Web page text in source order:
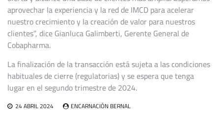
aprovechar la experiencia y la red de IMCD para acelerar
nuestro crecimiento y la creación de valor para nuestros
clientes”, dice Gianluca Galimberti, Gerente General de
Cobapharma.
La finalización de la transacción está sujeta a las condiciones
habituales de cierre (regulatorias) y se espera que tenga
lugar en el segundo trimestre de 2024.
24 ABRIL 2024 ENCARNACIÓN BERNAL